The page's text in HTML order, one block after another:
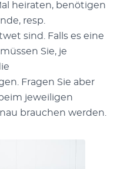
heiraten, benötigen
resp.
sind. Falls es eine
Sie, je
Fragen Sie aber
jeweiligen
brauchen werden.